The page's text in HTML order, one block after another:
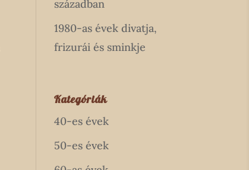
században
1980-as évek divatja,
frizurái és sminkje
Kategóriák
40-es évek
50-es évek